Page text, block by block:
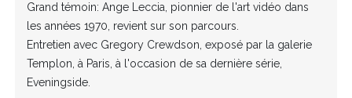
Grand témoin: Ange Leccia, pionnier de l'art vidéo dans
les années 1970, revient sur son parcours.
Entretien avec Gregory Crewdson, exposé par la galerie
Templon, à Paris, à l'occasion de sa dernière série,
Eveningside.